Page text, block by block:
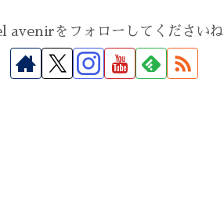
avenirをフォローしてくださいね